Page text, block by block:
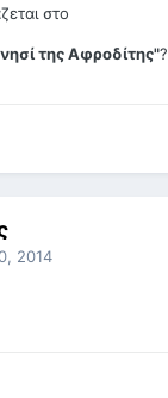
στο
της Αφροδίτης"?
2014